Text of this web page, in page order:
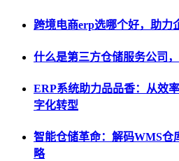
跨境电商erp选哪个好，助力
什么是第三方仓储服务公司
ERP系统助力品品香：从效
字化转型
智能仓储革命：解码WMS仓
略